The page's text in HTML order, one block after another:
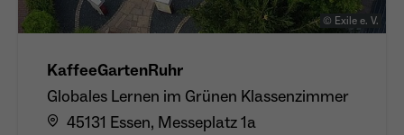
© Exile e. V.
KaffeeGartenRuhr
Globales Lernen im Grünen Klassenzimmer
45131 Essen, Messeplatz 1a